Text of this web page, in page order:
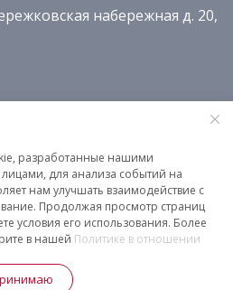
набережная д. 20,
защищены
разработанные нашими
для анализа событий на
нам улучшать взаимодействие с
Продолжая просмотр страниц
условия его использования. Более
в нашей Политике в отношении